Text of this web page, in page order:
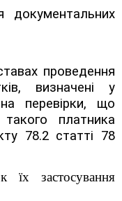
документальних
проведення
визначені у
перевірки, що
платника
78.2 статті 78
їх застосування